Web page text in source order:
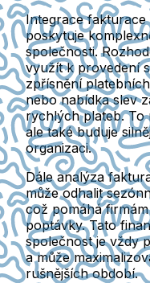
Integrace
poskytuje
společnosti.
využít k provedení
zpřísnění
nebo nabídka slev
rychlých plateb. To
ale také buduje
organizaci.
Dále analýza
může odhalit
což pomáhá
poptávky. Tato
společnost je vždy
a může
rušnějších období.